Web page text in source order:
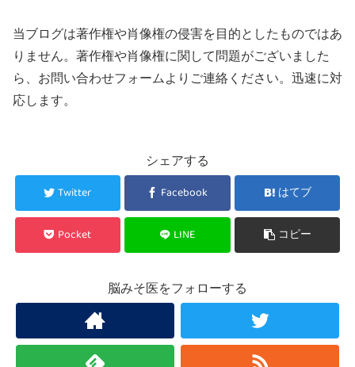
当ブログは著作権や肖像権の侵害を目的としたものではあ
りません。著作権や肖像権に関して問題がございました
ら、お問い合わせフォームよりご連絡ください。迅速に対
応します。
シェアする
Twitter Facebook はてブ
Pocket LINE コピー
脳みそ医をフォローする